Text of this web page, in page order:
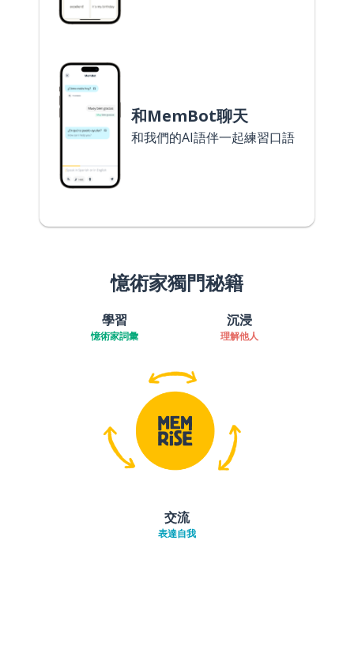
和MemBot聊天
和我們的AI語伴一起練習口語
憶術家獨門秘籍
學習
憶術家詞彙
沉浸
理解他人
交流
表達自我